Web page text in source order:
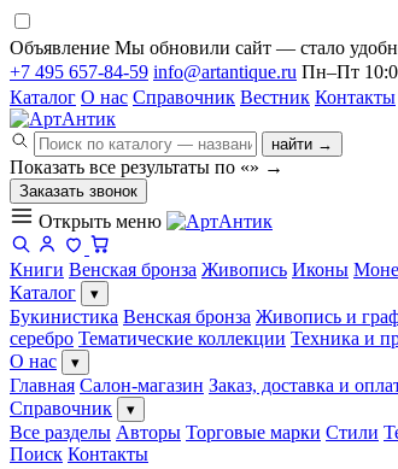
Объявление Мы обновили сайт — стало
+7 495 657-84-59 info@artantique.ru Пн–Пт
Каталог О нас Справочник Вестник Контакты
найти →
Показать все результаты по «» →
Заказать звонок
Открыть меню
Книги Венская бронза Живопись Иконы
Каталог
▾
Букинистика Венская бронза Живопись и
серебро Тематические коллекции Техника и
О нас
▾
Главная Салон-магазин Заказ, доставка и
Справочник
▾
Все разделы Авторы Торговые марки Стили
Поиск Контакты